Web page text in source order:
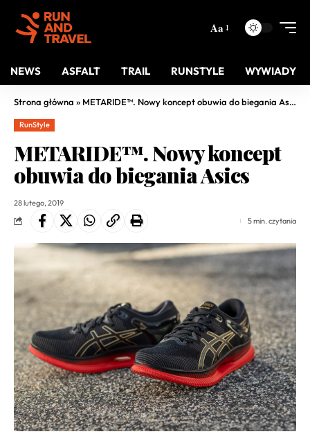
Aa
NEWS ASFALT TRAIL RUNSTYLE WYWIADY
Strona główna » METARIDE™. Nowy koncept obuwia do biegania Asics
RunStyle
METARIDE™. Nowy koncept
obuwia do biegania Asics
28 lutego, 2019
5 min. czytania